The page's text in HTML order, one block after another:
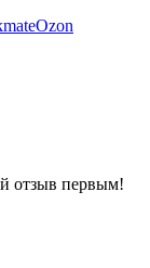
Ozon
отзыв первым!